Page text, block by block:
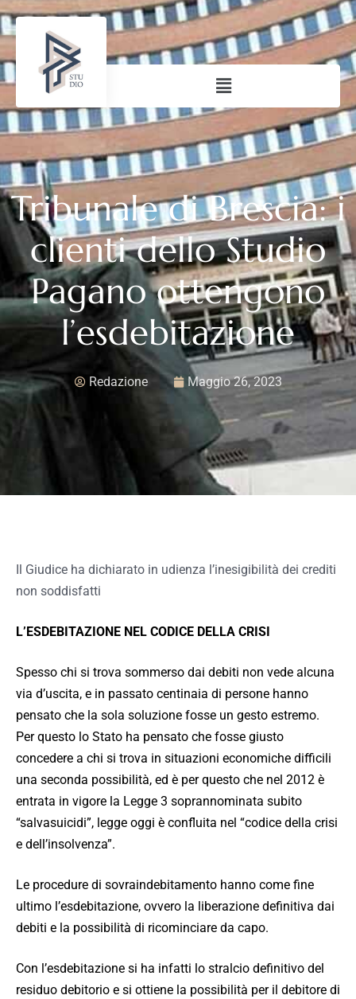
Tribunale di Brescia: i
clienti dello Studio
Pagano ottengono
l’esdebitazione
Redazione Maggio 26, 2023
Il Giudice ha dichiarato in udienza l’inesigibilità dei crediti
non soddisfatti
L’ESDEBITAZIONE NEL CODICE DELLA CRISI
Spesso chi si trova sommerso dai debiti non vede alcuna
via d’uscita, e in passato centinaia di persone hanno
pensato che la sola soluzione fosse un gesto estremo.
Per questo lo Stato ha pensato che fosse giusto
concedere a chi si trova in situazioni economiche difficili
una seconda possibilità, ed è per questo che nel 2012 è
entrata in vigore la Legge 3 soprannominata subito
“salvasuicidi”, legge oggi è confluita nel “codice della crisi
e dell’insolvenza”.
Le procedure di sovraindebitamento hanno come fine
ultimo l’esdebitazione, ovvero la liberazione definitiva dai
debiti e la possibilità di ricominciare da capo.
Con l’esdebitazione si ha infatti lo stralcio definitivo del
residuo debitorio e si ottiene la possibilità per il debitore di